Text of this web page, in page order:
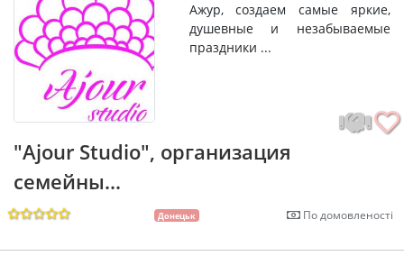
Ажур, создаем самые яркие,
душевные и незабываемые
праздники ...
"Ajour Studio", организация
семейны...
Донецьк По домовленості